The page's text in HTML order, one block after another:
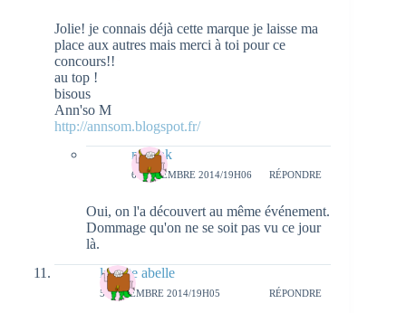
Jolie! je connais déjà cette marque je laisse ma
place aux autres mais merci à toi pour ce
concours!!
au top !
bisous
Ann'so M
http://annsom.blogspot.fr/
natieak
6 NOVEMBRE 2014/19H06 RÉPONDRE
Oui, on l'a découvert au même événement.
Dommage qu'on ne se soit pas vu ce jour
là.
lynette abelle
5 NOVEMBRE 2014/19H05 RÉPONDRE